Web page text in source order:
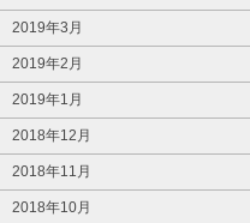
2019年3月
2019年2月
2019年1月
2018年12月
2018年11月
2018年10月